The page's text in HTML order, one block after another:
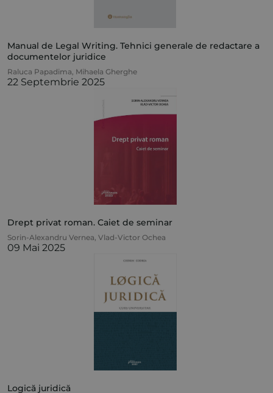
Manual de Legal Writing. Tehnici generale de redactare a
documentelor juridice
Raluca Papadima, Mihaela Gherghe
22 Septembrie 2025
Drept privat roman. Caiet de seminar
Sorin-Alexandru Vernea, Vlad-Victor Ochea
09 Mai 2025
Logică juridică